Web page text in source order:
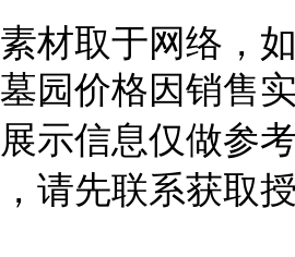
材取于网络，
园价格因销售
示信息仅做参
请先联系获取